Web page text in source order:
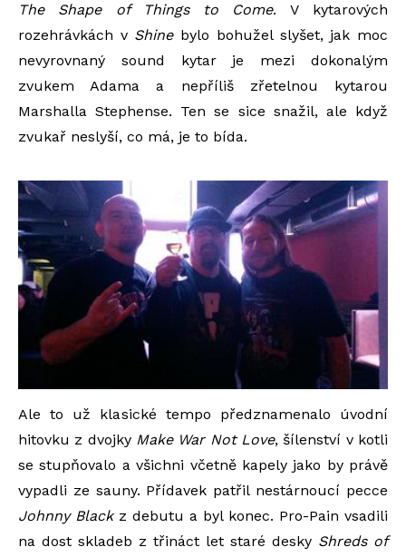
The Shape of Things to Come. V kytarových
rozehrávkách v Shinebylo bohužel slyšet, jak moc
nevyrovnaný sound kytar je mezi dokonalým
zvukem Adama a nepříliš zřetelnou kytarou
Marshalla Stephense. Ten se sice snažil, ale když
zvukař neslyší, co má, je to bída.
Ale to už klasické tempo předznamenalo úvodní
hitovku z dvojky Make War Not Love, šílenství v kotli
se stupňovalo a všichni včetně kapely jako by právě
vypadli ze sauny. Přídavek patřil nestárnoucí pecce
Johnny Black z debutu a byl konec. Pro-Pain vsadili
na dost skladeb z třináct let staré desky Shreds of